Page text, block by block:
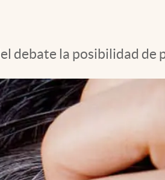
debate la posibilidad